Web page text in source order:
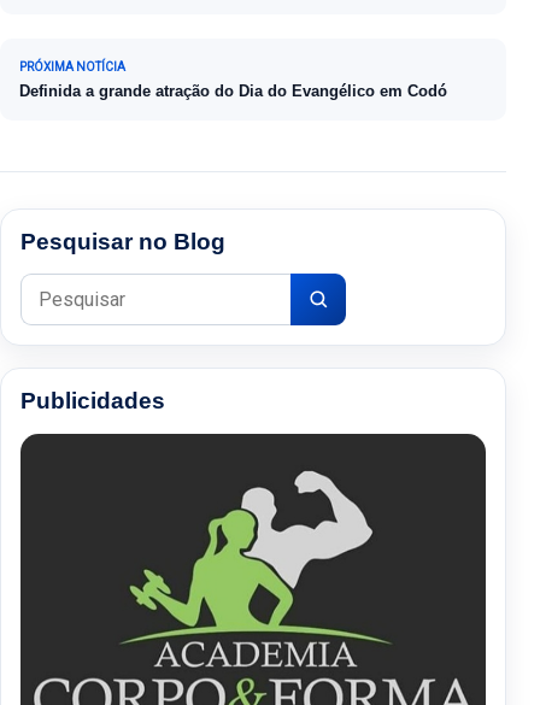
PRÓXIMA NOTÍCIA
Definida a grande atração do Dia do Evangélico em Codó
Pesquisar no Blog
Pesquisar por:
Publicidades